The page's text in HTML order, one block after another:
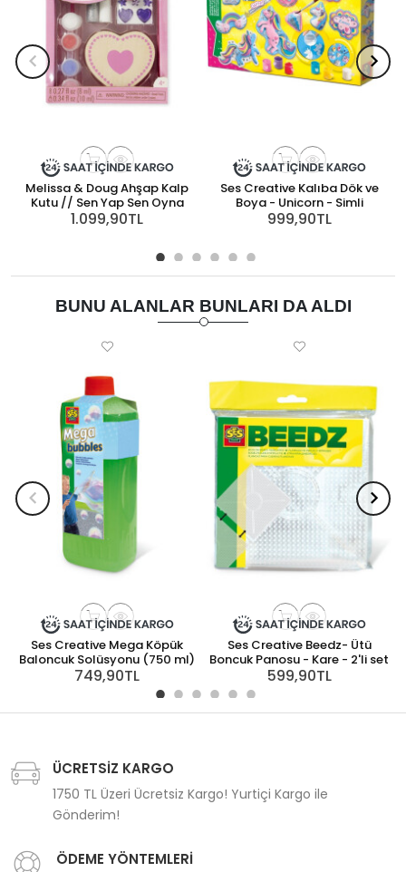
Melissa & Doug Ahşap Kalp
Kutu // Sen Yap Sen Oyna
1.099,90TL
Ses Creative Kalıba Dök ve
Boya - Unicorn - Simli
999,90TL
BUNU ALANLAR BUNLARI DA ALDI
Ses Creative Mega Köpük
Baloncuk Solüsyonu (750 ml)
749,90TL
Ses Creative Beedz- Ütü
Boncuk Panosu - Kare - 2'li set
599,90TL
ÜCRETSİZ KARGO
1750 TL Üzeri Ücretsiz Kargo! Yurtiçi Kargo ile
Gönderim!
ÖDEME YÖNTEMLERİ